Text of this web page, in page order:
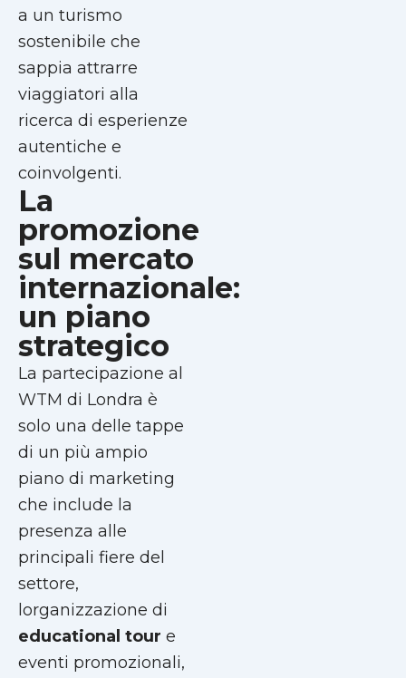
a un turismo
sostenibile che
sappia attrarre
viaggiatori alla
ricerca di esperienze
autentiche e
coinvolgenti.
La
promozione
sul mercato
internazionale:
un piano
strategico
La partecipazione al
WTM di Londra è
solo una delle tappe
di un più ampio
piano di marketing
che include la
presenza alle
principali fiere del
settore,
lorganizzazione di
educational tour e
eventi promozionali,